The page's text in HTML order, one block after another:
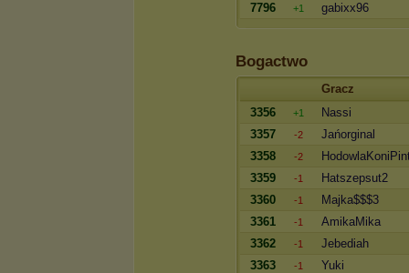
7796
+1 gabixx96
Bogactwo
Gracz
3356
+1
Nassi
3357
-2
Jańorginal
3358
-2
3359
-1
Hatszepsut2
3360
-1
Majka$$$3
3361
-1
AmikaMika
3362
-1
Jebediah
3363
-1
Yuki